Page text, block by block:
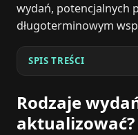
wydań, potencjalnych
długoterminowym
SPIS TREŚCI
Rodzaje
aktualizować?